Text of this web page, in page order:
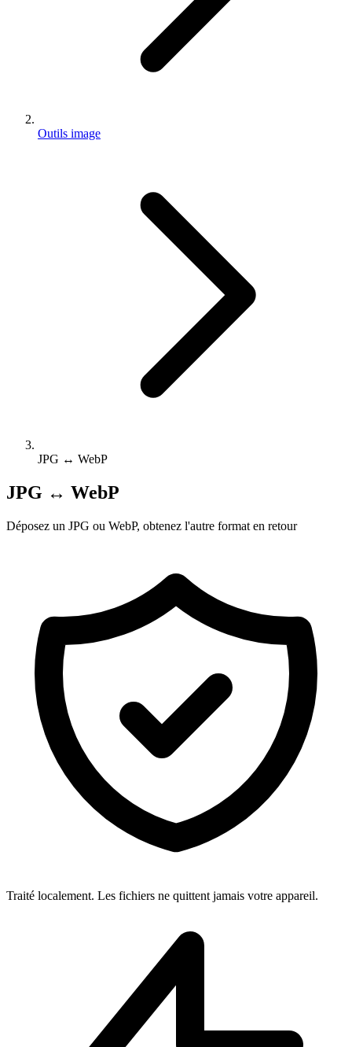
Outils image
JPG ↔ WebP
JPG ↔ WebP
Déposez un JPG ou WebP, obtenez l'autre format en retour
Traité localement. Les fichiers ne quittent jamais votre appareil.